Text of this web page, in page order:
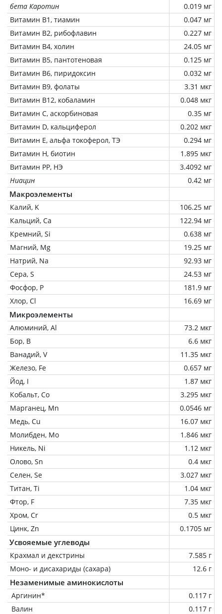
бета Каротин
0.019 мг
Витамин В1, тиамин
0.047 мг
Витамин В2, рибофлавин
0.227 мг
Витамин В4, холин
24.05 мг
Витамин В5, пантотеновая
0.125 мг
Витамин В6, пиридоксин
0.032 мг
Витамин В9, фолаты
3.31 мкг
Витамин В12, кобаламин
0.048 мкг
Витамин C, аскорбиновая
0.35 мг
Витамин D, кальциферол
0.202 мкг
Витамин Е, альфа токоферол, ТЭ
0.294 мг
Витамин Н, биотин
1.895 мкг
Витамин РР, НЭ
3.4092 мг
Ниацин
0.42 мг
Макроэлементы
Калий, K
106.25 мг
Кальций, Ca
122.94 мг
Кремний, Si
0.638 мг
Магний, Mg
19.25 мг
Натрий, Na
92.93 мг
Сера, S
24.53 мг
Фосфор, P
181.9 мг
Хлор, Cl
16.69 мг
Микроэлементы
Алюминий, Al
73.2 мкг
Бор, B
6.6 мкг
Ванадий, V
11.35 мкг
Железо, Fe
0.657 мг
Йод, I
1.87 мкг
Кобальт, Co
3.295 мкг
Марганец, Mn
0.0546 мг
Медь, Cu
16.07 мкг
Молибден, Mo
1.846 мкг
Никель, Ni
1.12 мкг
Олово, Sn
0.4 мкг
Селен, Se
3.027 мкг
Титан, Ti
1.04 мкг
Фтор, F
7.35 мкг
Хром, Cr
0.5 мкг
Цинк, Zn
0.1705 мг
Усвояемые углеводы
Крахмал и декстрины
7.585 г
Моно- и дисахариды (сахара)
12.6 г
Незаменимые аминокислоты
Аргинин*
0.117 г
Валин
0.117 г